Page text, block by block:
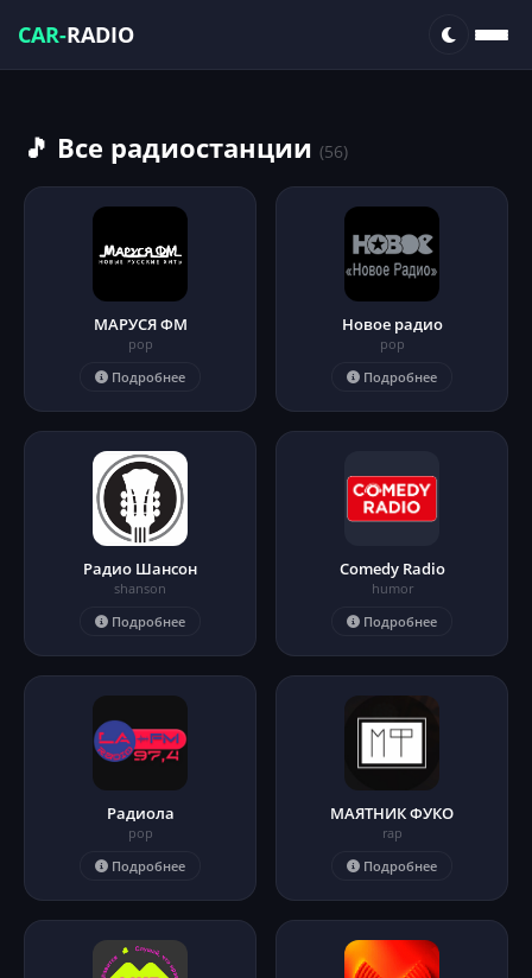
CAR-RADIO
🎵 Все радиостанции (56)
МАРУСЯ ФМ
pop
Подробнее
Новое радио
pop
Подробнее
Радио Шансон
shanson
Подробнее
Comedy Radio
humor
Подробнее
Радиола
pop
Подробнее
МАЯТНИК ФУКО
rap
Подробнее